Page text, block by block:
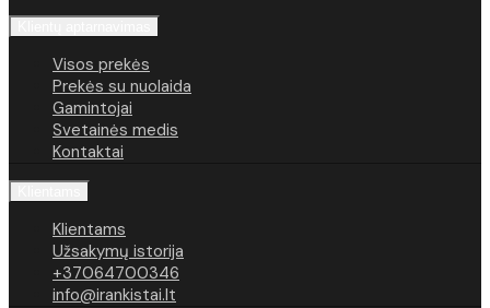
Visos prekės
Prekės su nuolaida
Gamintojai
Svetainės medis
Kontaktai
Klientams
Užsakymų istorija
+37064700346
info@irankistai.lt